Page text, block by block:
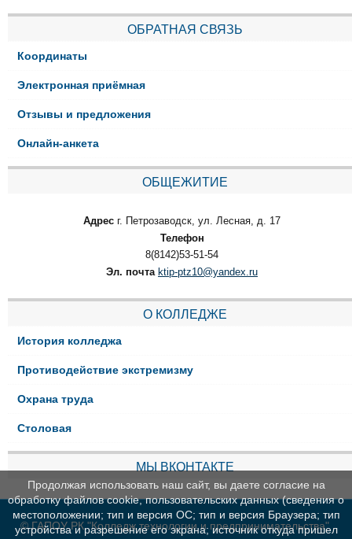
ОБРАТНАЯ СВЯЗЬ
Координаты
Электронная приёмная
Отзывы и предложения
Онлайн-анкета
ОБЩЕЖИТИЕ
Адрес г. Петрозаводск, ул. Лесная, д. 17
Телефон
8(8142)53-51-54
Эл. почта ktip-ptz10@yandex.ru
О КОЛЛЕДЖЕ
История колледжа
Противодействие экстремизму
Охрана труда
Столовая
МЫ ВКОНТАКТЕ
© ГАПОУ РК "Колледж технологии и предпринимательства"
Продолжая использовать наш сайт, вы даете согласие на
обработку файлов cookie, пользовательских данных (сведения о
местоположении; тип и версия ОС; тип и версия Браузера; тип
устройства и разрешение его экрана; источник откуда пришел